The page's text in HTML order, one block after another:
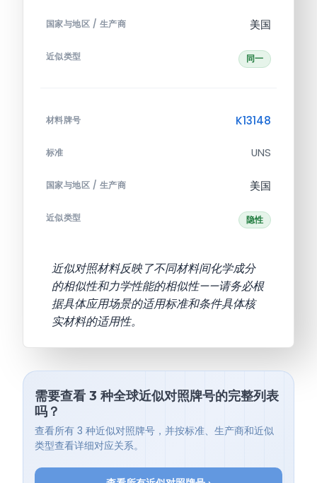
国家与地区 / 生产商 美国
近似类型 同一
材料牌号 K13148
标准 UNS
国家与地区 / 生产商 美国
近似类型 隐性
近似对照材料反映了不同材料间化学成分
的相似性和力学性能的相似性——请务必根
据具体应用场景的适用标准和条件具体核
实材料的适用性。
需要查看 3 种全球近似对照牌号的完整列表
吗？
查看所有 3 种近似对照牌号，并按标准、生产商和近似
类型查看详细对应关系。